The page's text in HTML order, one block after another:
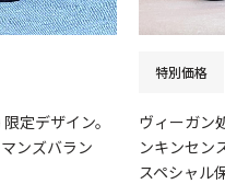
定デザイン。
ンズバラン
特別価格
ヴィーガン
ンキンセン
スペシャル